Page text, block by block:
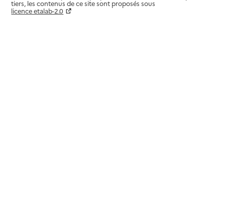
tiers, les contenus de ce site sont proposés sous
licence etalab-2.0